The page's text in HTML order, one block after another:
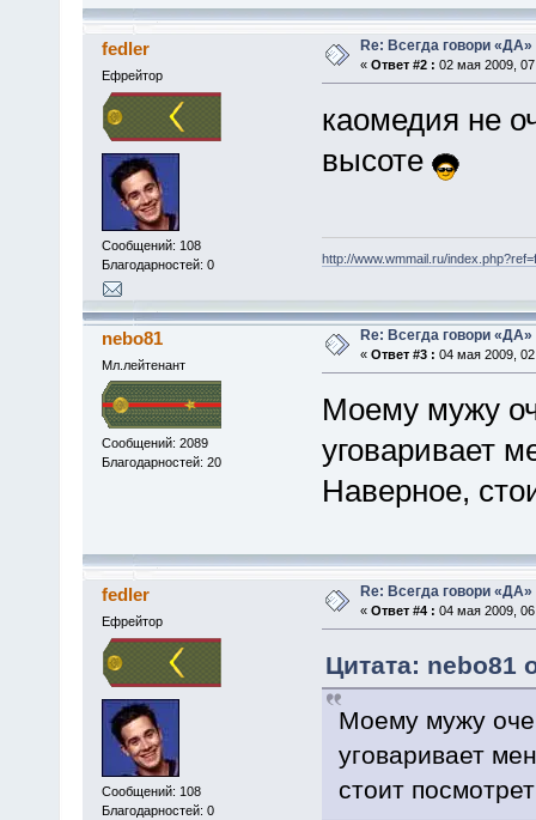
fedler
Ефрейтор
Сообщений: 108
Благодарностей: 0
Re: Всегда говори «ДА»
« Ответ #2 : 02 мая 2009,
каомедия не
высоте
http://www.wmmail.ru/
nebo81
Мл.лейтенант
Сообщений: 2089
Благодарностей: 20
Re: Всегда говори «ДА»
« Ответ #3 : 04 мая 2009,
Моему мужу
уговаривает
Наверное,
fedler
Ефрейтор
Сообщений: 108
Благодарностей: 0
Re: Всегда говори «ДА»
« Ответ #4 : 04 мая 2009,
Цитата: nebo81
Моему мужу
уговаривает
стоит